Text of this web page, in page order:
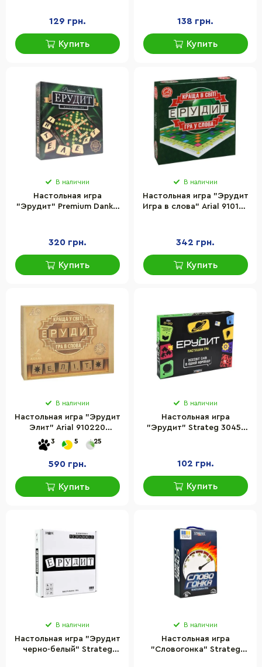
129 грн.
Купить
138 грн.
Купить
В наличии
Настольная игра
"Эрудит" Premium Danko
320 грн.
Купить
В наличии
Настольная игра "Эрудит
Игра в слова" Arial 910107
342 грн.
Купить
В наличии
Настольная игра "Эрудит
Элит" Arial 910220
игровое поле, 104
деревянные фишки с
буквами
3 5 25
590 грн.
Купить
В наличии
Настольная игра
"Эрудит" Strateg 30451
102 грн.
Купить
В наличии
Настольная игра "Эрудит
черно-белый" Strateg
В наличии
Настольная игра
"Словогонка" Strateg